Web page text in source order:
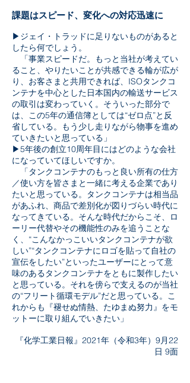
課題はスピード、変化への対応迅速に
▶ジェイ・トラッドに足りないものがあると
したら何でしょう。
「事業スピードだ。もっと当社が考えてい
ること、やりたいことが共感できる輪が広が
り、お客さまと共用できれば、ISOタンクコ
ンテナを中心とした日本国内の輸送サービス
の取引は変わっていく。そういった部分で
は、この5年の通信簿としては“ゼロ点”と反
省している。もう少し走りながら物事を進め
ていきたいと思っている」
▶5年後の創立10周年目にはどのような会社
になっていてほしいですか。
「タンクコンテナのもっと良い所有の仕方
／使い方を皆さまと一緒に考える企業であり
たいと思っている。タンクコンテナは相当品
があふれ、商品で差別化が図りづらい時代に
なってきている。そんな時代だからこそ、ロ
ーリー代替やその機能性のみを追うことな
く、“こんなかっこいいタンクコンテナが欲
しい”“タンクコンテナにロゴを貼って自社の
宣伝をしたい”といったユーザーにとって意
味のあるタンクコンテナをともに製作したい
と思っている。それを傍らで支えるのが当社
の“フリート循環モデル”だと思っている。こ
れからも『褪せぬ情熱、たゆまぬ努力』をモ
ットーに取り組んでいきたい」
『化学工業日報』2021年（令和3年）9月22
日 9面